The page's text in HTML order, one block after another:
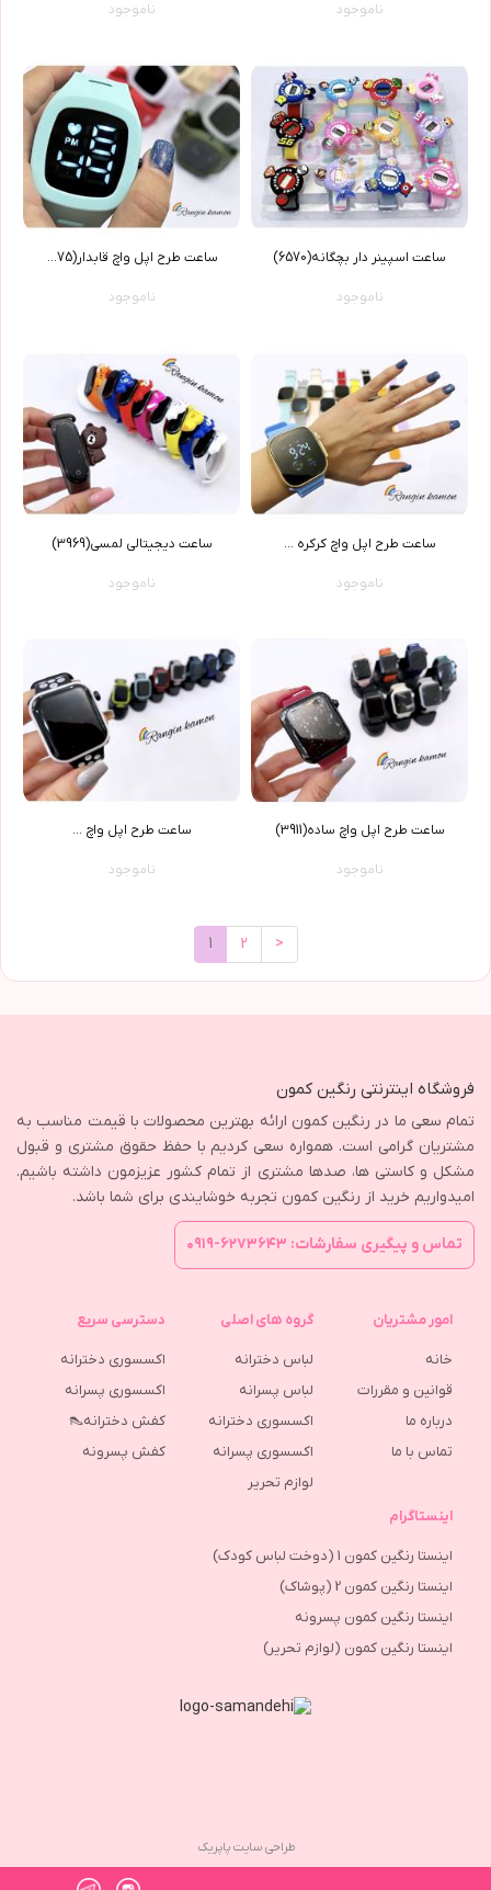
ناموجود ناموجود
ساعت اسپینر دار بچگانه(6570)
ناموجود
ساعت طرح اپل واچ قابدار(6375)
ناموجود
ساعت طرح اپل واچ کرکره ...
ناموجود
ساعت دیجیتالی لمسی(3969)
ناموجود
ساعت طرح اپل واچ ساده(3911)
ناموجود
ساعت طرح اپل واچ ...
ناموجود
1 2 >
فروشگاه اینترنتی رنگین کمون
تمام سعی ما در رنگین کمون ارائه بهترین محصولات با قیمت مناسب به
مشتریان گرامی است. همواره سعی کردیم با حفظ حقوق مشتری و قبول
مشکل و کاستی ها، صدها مشتری از تمام کشور عزیزمون داشته باشیم.
امیدواریم خرید از رنگین کمون تجربه خوشایندی برای شما باشد.
تماس و پیگیری سفارشات: ۶۲۷۳۶۴۳-۰۹۱۹
امور مشتریان
خانه
قوانین و مقررات
درباره ما
تماس با ما
گروه های اصلی
لباس دخترانه
لباس پسرانه
اکسسوری دخترانه
اکسسوری پسرانه
لوازم تحریر
دسترسی سریع
اکسسوری دخترانه
اکسسوری پسرانه
کفش دخترانه👠
كفش پسرونه
اینستاگرام
اینستا رنگین کمون 1 (دوخت لباس کودک)
اینستا رنگین کمون 2 (پوشاک)
اینستا رنگین کمون پسرونه
اینستا رنگین کمون (لوازم تحریر)
طراحی سایت پاپریک